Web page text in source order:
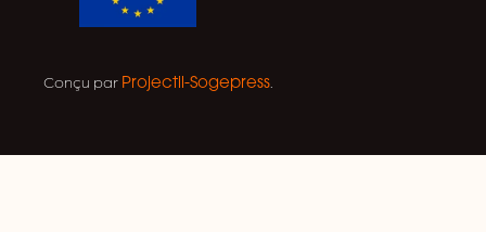
Conçu par Projectil-Sogepress